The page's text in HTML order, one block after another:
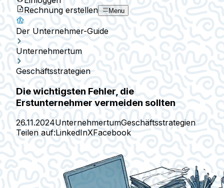
Rechnung erstellen
Menu
Der Unternehmer-Guide
Unternehmertum
Geschäftsstrategien
Die wichtigsten Fehler, die
Erstunternehmer vermeiden sollten
26.11.2024UnternehmertumGeschäftsstrategien
Teilen auf:LinkedInXFacebook